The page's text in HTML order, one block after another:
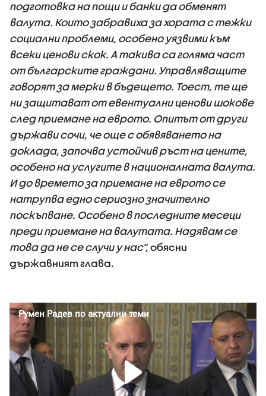
подготовка на пощи и банки да обменят
валута. Които забравиха за хората с тежки
социални проблеми, особено уязвими към
всеки ценови скок. А такива са голяма част
от българските граждани. Управляващите
говорят за мерки в бъдещето. Тоест, те ще
ни защитават от евентуални ценови шокове
след приемане на еврото. Опитът от други
държави сочи, че още с обявяването на
доклада, започва устойчив ръст на цените,
особено на услугите в националната валута.
И до времето за приемане на еврото се
натрупва едно сериозно значително
поскъпване. Особено в последните месеци
преди приемане на валутата. Надявам се
това да не се случи у нас”,обясни
държавният глава.